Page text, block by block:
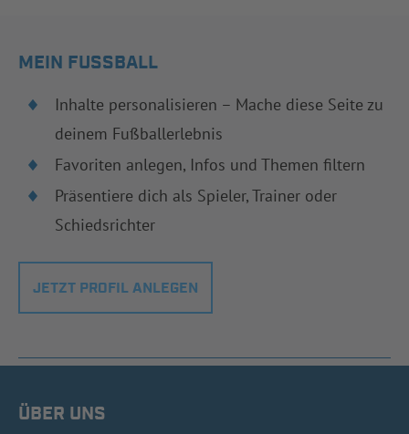
MEIN FUSSBALL
Inhalte personalisieren – Mache diese Seite zu
deinem Fußballerlebnis
Favoriten anlegen, Infos und Themen filtern
Präsentiere dich als Spieler, Trainer oder
Schiedsrichter
JETZT PROFIL ANLEGEN
ÜBER UNS